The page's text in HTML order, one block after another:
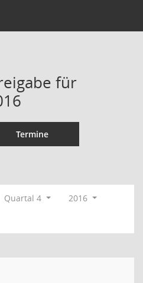
für
Termine
Quartal 4
2016